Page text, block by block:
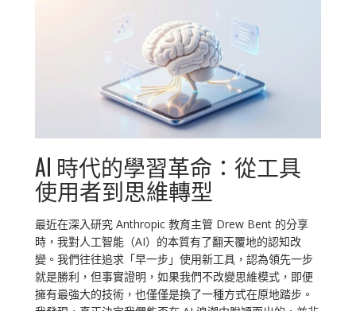
AI 時代的學習革命：從工具
使用者到思維轉型
最近在深入研究 Anthropic 教育主管 Drew Bent 的分享
時，我對人工智能（AI）的本質有了翻天覆地的認知改
變。我們往往追求「早一步」使用新工具，認為領先一步
就是勝利，但事實證明，如果我們不改變思維模式，即便
擁有最強大的技術，也僅僅是換了一種方式在原地踏步。